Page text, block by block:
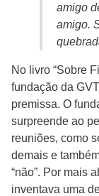
amigo
amigo.
No livro “Sobre
fundação da
premissa. O
surpreende ao
reuniões, como
demais e
“não”. Por mais
inventava uma